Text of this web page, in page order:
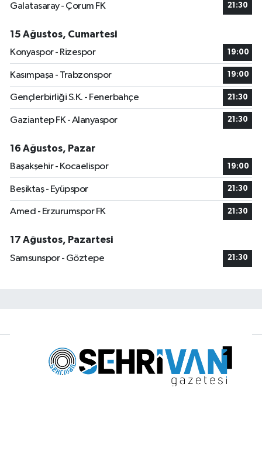
Galatasaray - Çorum FK
21:30
15 Ağustos, Cumartesi
Konyaspor - Rizespor
19:00
Kasımpaşa - Trabzonspor 19:00
Gençlerbirliği S.K. - Fenerbahçe 21:30
Gaziantep FK - Alanyaspor 21:30
16 Ağustos, Pazar
Başakşehir - Kocaelispor
19:00
Beşiktaş - Eyüpspor 21:30
Amed - Erzurumspor FK 21:30
17 Ağustos, Pazartesi
Samsunspor - Göztepe
21:30